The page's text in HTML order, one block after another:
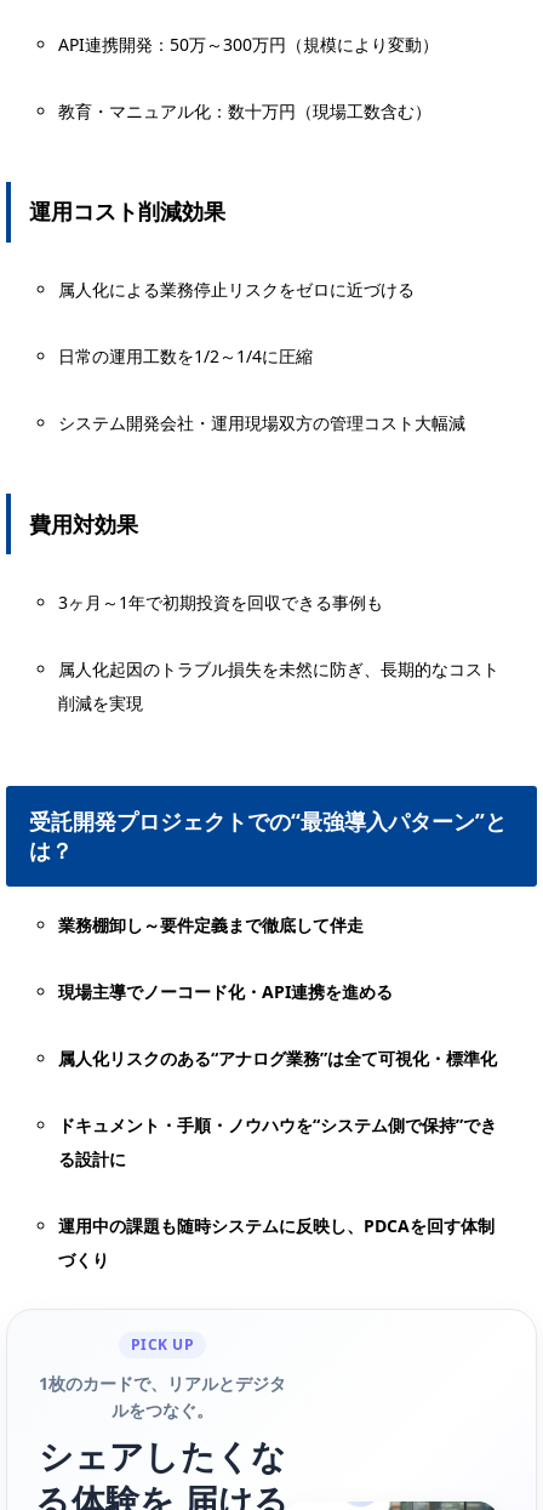
API連携開発：50万～300万円（規模により変動）
教育・マニュアル化：数十万円（現場工数含む）
運用コスト削減効果
属人化による業務停止リスクをゼロに近づける
日常の運用工数を1/2～1/4に圧縮
システム開発会社・運用現場双方の管理コスト大幅減
費用対効果
3ヶ月～1年で初期投資を回収できる事例も
属人化起因のトラブル損失を未然に防ぎ、長期的なコスト
削減を実現
受託開発プロジェクトでの“最強導入パターン”と
は？
業務棚卸し～要件定義まで徹底して伴走
現場主導でノーコード化・API連携を進める
属人化リスクのある“アナログ業務”は全て可視化・標準化
ドキュメント・手順・ノウハウを“システム側で保持”でき
る設計に
運用中の課題も随時システムに反映し、PDCAを回す体制
づくり
PICK UP
1枚のカードで、リアルとデジタ
ルをつなぐ。
シェアしたくな
る体験を 届ける